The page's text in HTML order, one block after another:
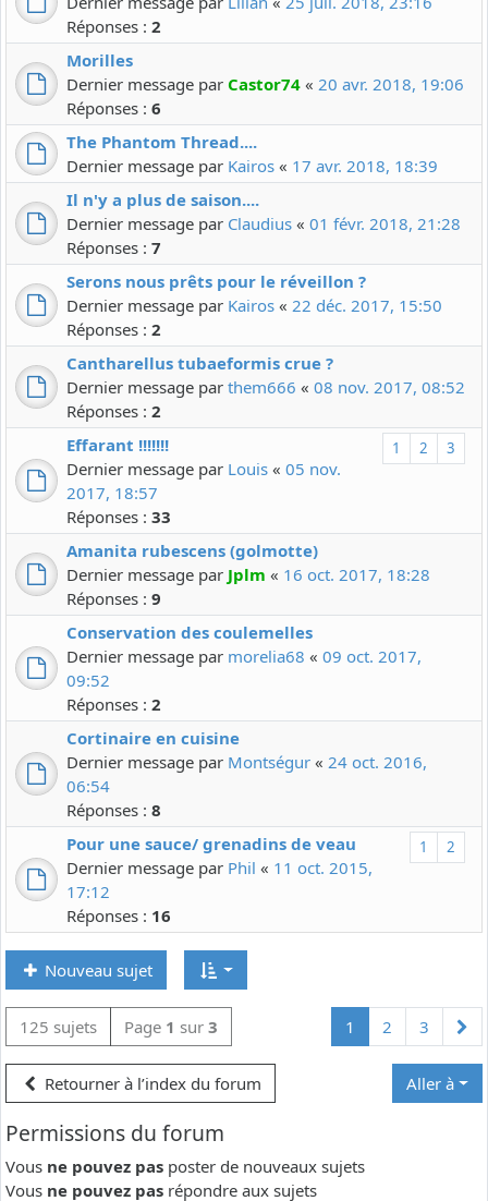
Réponses : 2
Morilles
Dernier message par Castor74 « 20 avr. 2018, 19:06
Réponses : 6
The Phantom Thread....
Dernier message par Kairos « 17 avr. 2018, 18:39
Il n'y a plus de saison....
Dernier message par Claudius « 01 févr. 2018, 21:28
Réponses : 7
Serons nous prêts pour le réveillon ?
Dernier message par Kairos « 22 déc. 2017, 15:50
Réponses : 2
Cantharellus tubaeformis crue ?
Dernier message par them666 « 08 nov. 2017, 08:52
Réponses : 2
1 2 3
Effarant !!!!!!!
Dernier message par Louis « 05 nov.
2017, 18:57
Réponses : 33
Amanita rubescens (golmotte)
Dernier message par Jplm « 16 oct. 2017, 18:28
Réponses : 9
Conservation des coulemelles
Dernier message par morelia68 « 09 oct. 2017,
09:52
Réponses : 2
Cortinaire en cuisine
Dernier message par Montségur « 24 oct. 2016,
06:54
Réponses : 8
1 2
Pour une sauce/ grenadins de veau
Dernier message par Phil « 11 oct. 2015,
17:12
Réponses : 16
Nouveau sujet
1 2 3
125 sujets Page 1 sur 3
Retourner à l’index du forum Aller à
Permissions du forum
Vous ne pouvez pas poster de nouveaux sujets
Vous ne pouvez pas répondre aux sujets